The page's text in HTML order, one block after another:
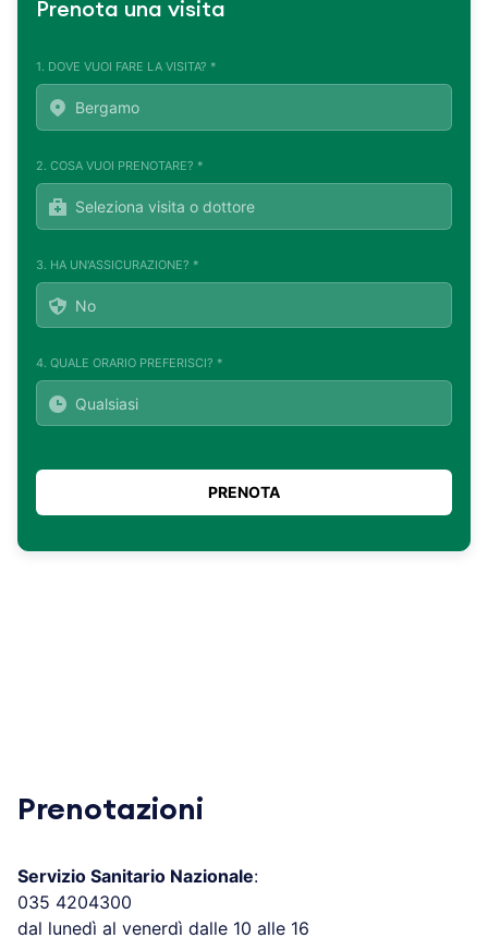
Prenota una visita
1. DOVE VUOI FARE LA VISITA? *
2. COSA VUOI PRENOTARE? *
3. HA UN'ASSICURAZIONE? *
4. QUALE ORARIO PREFERISCI? *
Prenotazioni
Servizio Sanitario Nazionale:
035 4204300
dal lunedì al venerdì dalle 10 alle 16